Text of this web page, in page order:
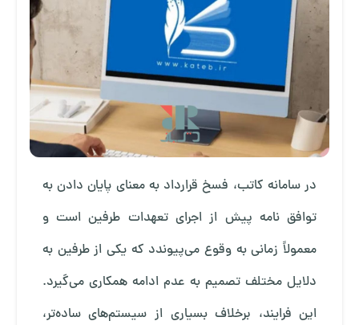
در سامانه کاتب، فسخ قرارداد به معنای پایان دادن به
توافق نامه پیش از اجرای تعهدات طرفین است و
معمولاً زمانی به وقوع می‌پیوندد که یکی از طرفین به
دلایل مختلف تصمیم به عدم ادامه همکاری می‌گیرد.
این فرایند، برخلاف بسیاری از سیستم‌های ساده‌تر،